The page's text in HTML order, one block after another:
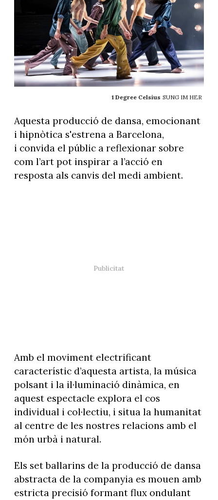
1 Degree Celsius SUNG IM HER
Aquesta producció de dansa, emocionant
i hipnòtica s'estrena a Barcelona,
i convida el públic a reflexionar sobre
com l’art pot inspirar a l’acció en
resposta als canvis del medi ambient.
Amb el moviment electrificant
característic d’aquesta artista, la música
polsant i la il·luminació dinàmica, en
aquest espectacle explora el cos
individual i col·lectiu, i situa la humanitat
al centre de les nostres relacions amb el
món urbà i natural.
Els set ballarins de la producció de dansa
abstracta de la companyia es mouen amb
estricta precisió formant flux ondulant